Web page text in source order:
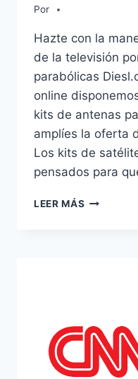
Por
Hazte con la
de la televisión
parabólicas
online
kits de antenas
amplíes la oferta
Los kits de
pensados para
LEER MÁS KITS
TU
ALCANCE